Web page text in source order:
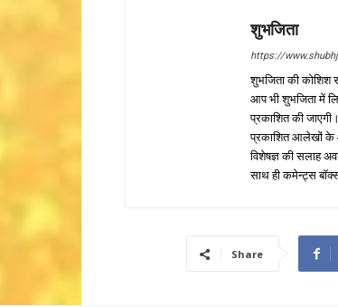
शुभजिता
https://
शुभजिता की कोशिश
आप भी शुभजिता में
प्रकाशित की
प्रकाशित आलेखों के
विशेषज्ञ की सलाह
साथ ही कमेन्ट्स
Share